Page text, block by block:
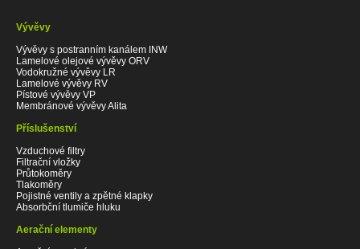
Vývěvy
Vývěvy s postranním kanálem INW
Lamelové olejové vývěvy ORV
Vodokružné vývěvy LR
Lamelové vývěvy RV
Pístové vývěvy VP
Membránové vývěvy Alita
Příslušenství
Vzduchové filtry
Filtrační vložky
Průtokoměry
Tlakoměry
Pojistné ventily a zpětné klapky
Absorbční tlumiče hluku
Aerační elementy